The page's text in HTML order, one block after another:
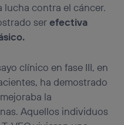
lucha contra el cáncer.
serefectiva
clínico en fase III, en
ha demostrado
la
Aquellos individuos